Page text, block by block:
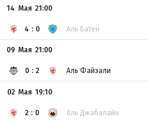
14 Мая
4:0 Аль Батен
21:00
09 Мая
0:2 Аль Файзали
21:00
02 Мая
2:0 Аль Джабалайн
19:10